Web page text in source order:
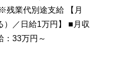
残業代別途支給 【月
）／日給1万円】 ■月収
：33万円～